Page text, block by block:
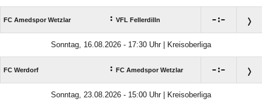
FC Amedspor Wetzlar : VFL Fellerdilln :
Sonntag, 16.08.2026 - 17:30 Uhr | Kreisoberliga
FC Werdorf : FC Amedspor Wetzlar :
Sonntag, 23.08.2026 - 15:00 Uhr | Kreisoberliga